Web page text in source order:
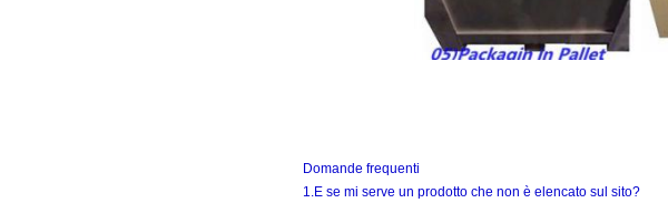
Domande frequenti
1.E se mi serve un prodotto che non è elencato sul sito?